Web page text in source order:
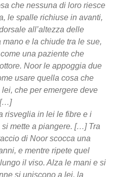
che nessuna di loro riesce
le spalle richiuse in avanti,
all’altezza delle
e la chiude tra le sue,
una paziente che
Noor le appoggia due
usare quella cosa che
che per emergere deve
[…]
risveglia in lei le fibre e i
mette a piangere. […] Tra
di Noor scocca una
e mentre ripete quel
il viso. Alza le mani e si
si uniscono a lei, la